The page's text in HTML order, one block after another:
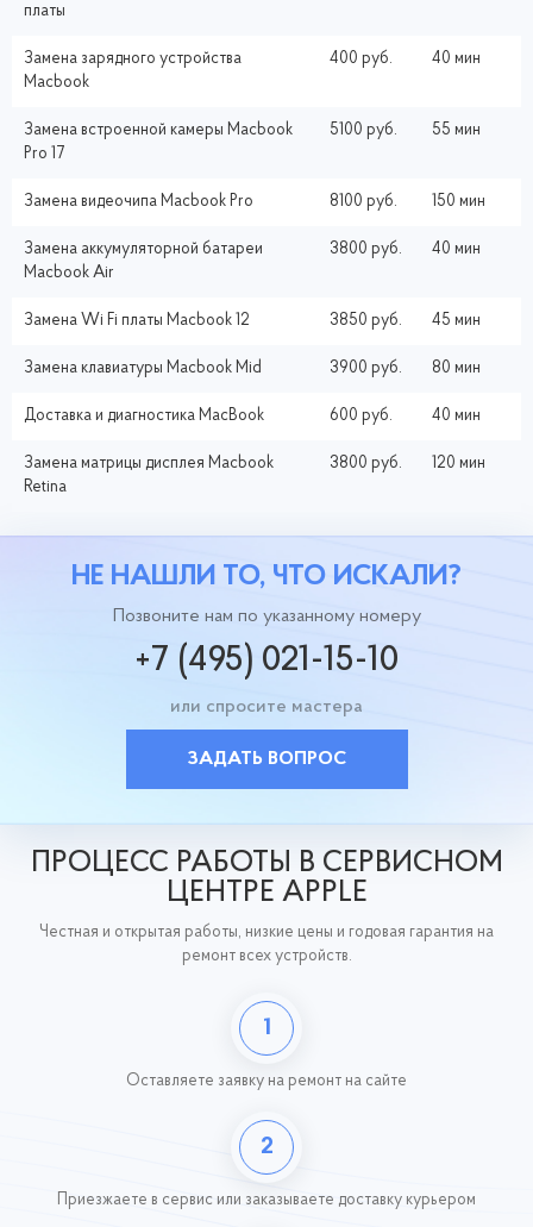
платы
Замена зарядного устройства
Macbook
400 руб. 40 мин
Замена встроенной камеры Macbook
Pro 17
5100 руб. 55 мин
Замена видеочипа Macbook Pro 8100 руб. 150 мин
Замена аккумуляторной батареи
Macbook Air
3800 руб. 40 мин
Замена Wi Fi платы Macbook 12 3850 руб. 45 мин
Замена клавиатуры Macbook Mid 3900 руб. 80 мин
Доставка и диагностика MacBook 600 руб. 40 мин
Замена матрицы дисплея Macbook
Retina
3800 руб. 120 мин
НЕ НАШЛИ ТО, ЧТО ИСКАЛИ?
Позвоните нам по указанному номеру
+7 (495) 021-15-10
или спросите мастера
ЗАДАТЬ ВОПРОС
ПРОЦЕСС РАБОТЫ В СЕРВИСНОМ
ЦЕНТРЕ APPLE
Честная и открытая работы, низкие цены и годовая гарантия на
ремонт всех устройств.
1
Оставляете заявку на ремонт на сайте
2
Приезжаете в сервис или заказываете доставку курьером